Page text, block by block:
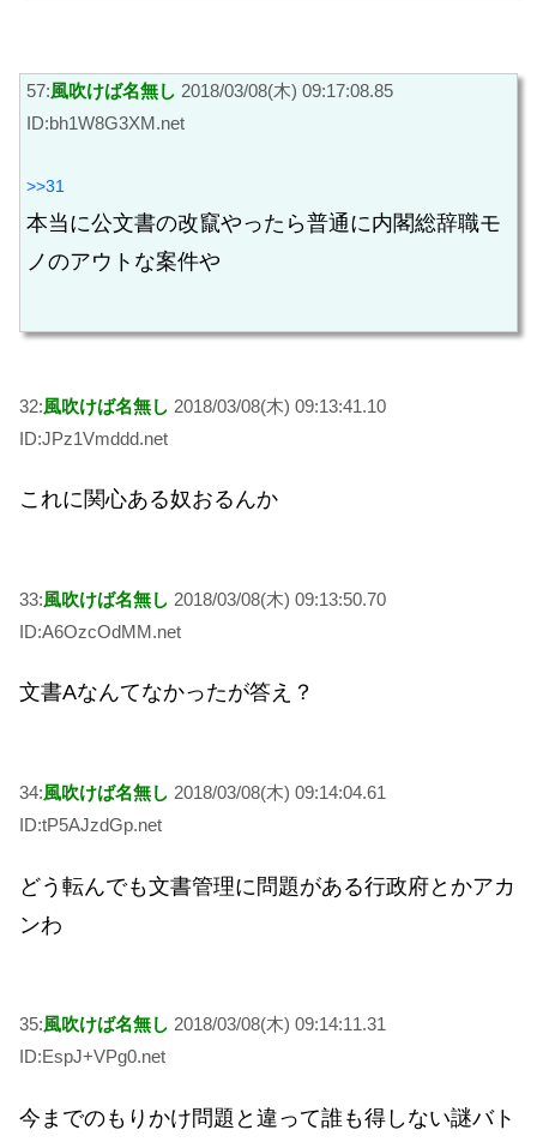
57:風吹けば名無し 2018/03/08(木) 09:17:08.85
ID:bh1W8G3XM.net
>>31
本当に公文書の改竄やったら普通に内閣総辞職モ
ノのアウトな案件や
32:風吹けば名無し 2018/03/08(木) 09:13:41.10
ID:JPz1Vmddd.net
これに関心ある奴おるんか
33:風吹けば名無し 2018/03/08(木) 09:13:50.70
ID:A6OzcOdMM.net
文書Aなんてなかったが答え？
34:風吹けば名無し 2018/03/08(木) 09:14:04.61
ID:tP5AJzdGp.net
どう転んでも文書管理に問題がある行政府とかアカ
ンわ
35:風吹けば名無し 2018/03/08(木) 09:14:11.31
ID:EspJ+VPg0.net
今までのもりかけ問題と違って誰も得しない謎バト